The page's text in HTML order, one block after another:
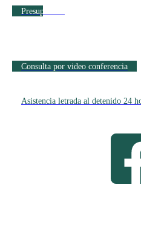
Presupuestos
Consulta por video conferencia
Asistencia letrada al detenido 24